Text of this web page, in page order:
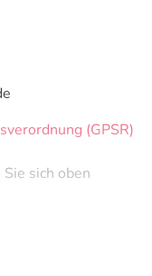
(GPSR)
Sie sich oben